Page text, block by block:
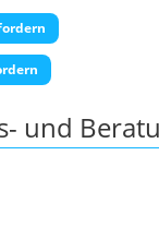
und